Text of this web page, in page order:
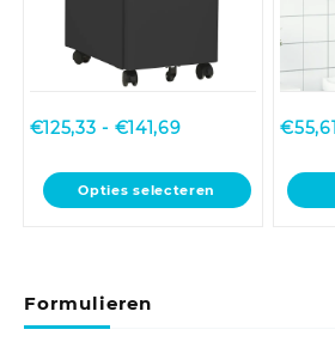
€125,33 - €141,69Prijsklasse:
tot
€141,69
Opties selecteren
Dit
product
Deze
optie
€55,61
Formulieren